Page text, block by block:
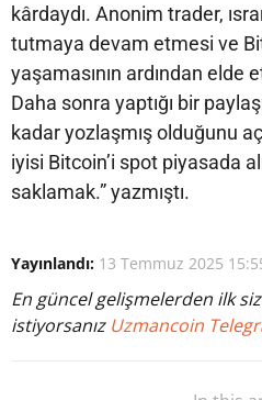
kârdaydı. Anonim trader,
tutmaya devam etmesi ve
yaşamasının ardından elde
Daha sonra yaptığı bir
kadar yozlaşmış olduğunu
iyisi Bitcoin’i spot piyasada
saklamak.” yazmıştı.
Yayınlandı: 13 Temmuz 2025
En güncel gelişmelerden ilk
istiyorsanız Uzmancoin